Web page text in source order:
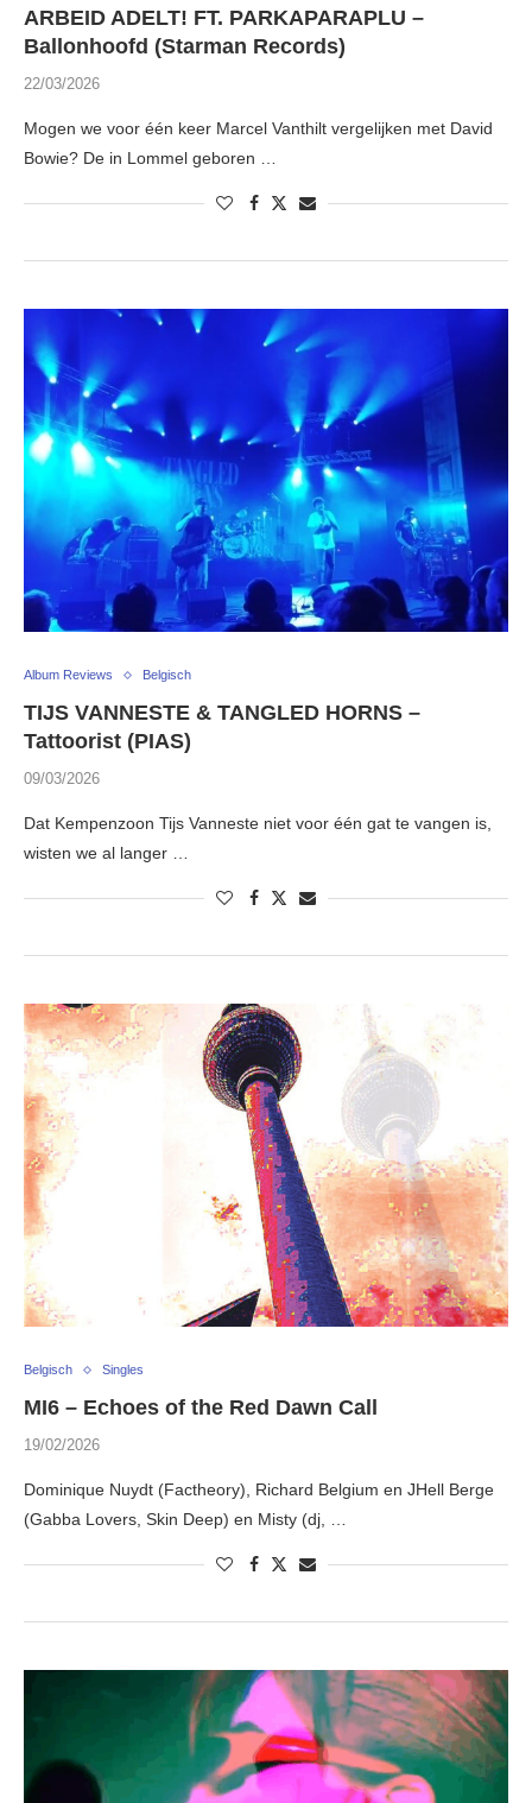
ARBEID ADELT! FT. PARKAPARAPLU –
Ballonhoofd (Starman Records)
22/03/2026
Mogen we voor één keer Marcel Vanthilt vergelijken met David
Bowie? De in Lommel geboren …
Album Reviews Belgisch
TIJS VANNESTE & TANGLED HORNS –
Tattoorist (PIAS)
09/03/2026
Dat Kempenzoon Tijs Vanneste niet voor één gat te vangen is,
wisten we al langer …
Belgisch Singles
MI6 – Echoes of the Red Dawn Call
19/02/2026
Dominique Nuydt (Factheory), Richard Belgium en JHell Berge
(Gabba Lovers, Skin Deep) en Misty (dj, …